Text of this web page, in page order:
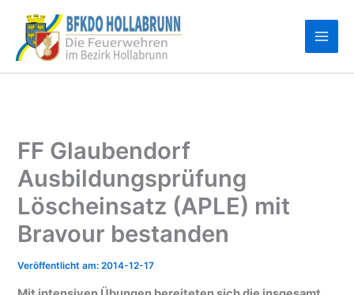
Inhalt
springen
FF Glaubendorf
Ausbildungsprüfung
Löscheinsatz (APLE) mit
Bravour bestanden
2014-12-17